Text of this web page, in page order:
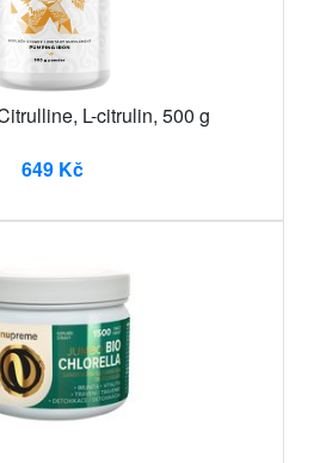
L-citrulin, 500 g
649 Kč